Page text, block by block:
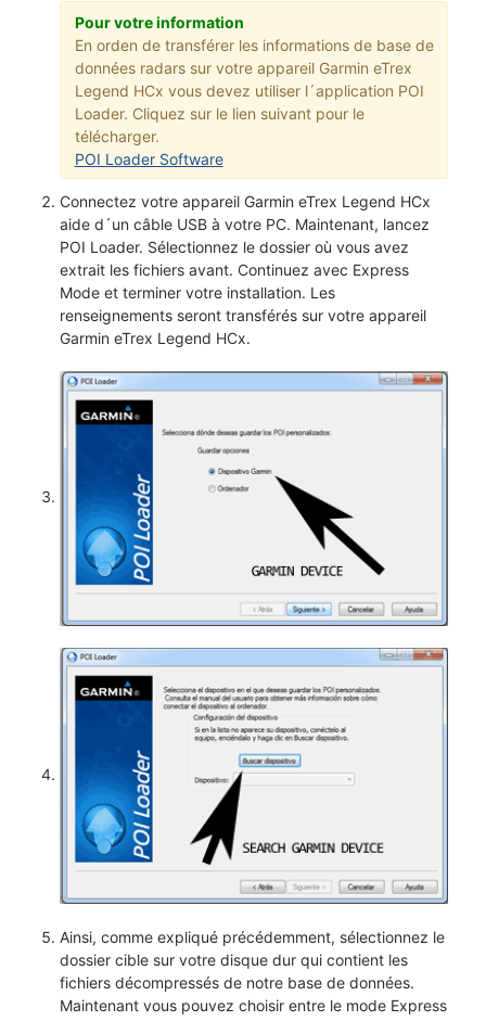
Pour votre information
En orden de transférer les informations de base de
données radars sur votre appareil Garmin eTrex
Legend HCx vous devez utiliser l´application POI
Loader. Cliquez sur le lien suivant pour le
télécharger.
POI Loader Software
Connectez votre appareil Garmin eTrex Legend HCx
aide d´un câble USB à votre PC. Maintenant, lancez
POI Loader. Sélectionnez le dossier où vous avez
extrait les fichiers avant. Continuez avec Express
Mode et terminer votre installation. Les
renseignements seront transférés sur votre appareil
Garmin eTrex Legend HCx.
Ainsi, comme expliqué précédemment, sélectionnez le
dossier cible sur votre disque dur qui contient les
fichiers décompressés de notre base de données.
Maintenant vous pouvez choisir entre le mode Express